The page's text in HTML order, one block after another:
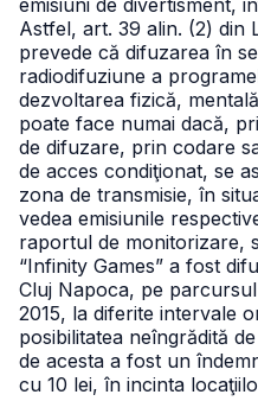
emisiuni de divertisment,
Astfel, art. 39 alin. (2) din
prevede că difuzarea în
radiodifuziune a
dezvoltarea fizică,
poate face numai dacă,
de difuzare, prin codare
de acces condiţionat, se
zona de transmisie, în
vedea emisiunile
raportul de monitorizare,
“Infinity Games” a fost
Cluj Napoca, pe
2015, la diferite intervale
posibilitatea neîngrădită
de acesta a fost un
cu 10 lei, în incinta